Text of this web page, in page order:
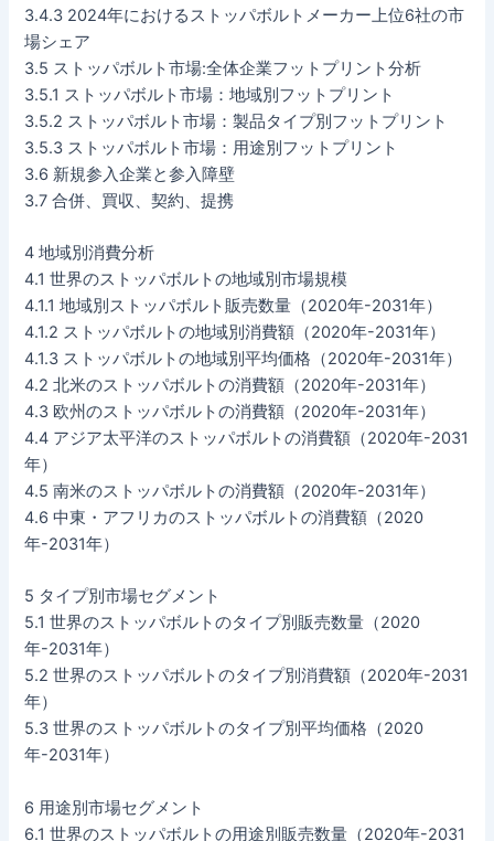
3.4.3 2024年におけるストッパボルトメーカー上位6社の市
場シェア
3.5 ストッパボルト市場:全体企業フットプリント分析
3.5.1 ストッパボルト市場：地域別フットプリント
3.5.2 ストッパボルト市場：製品タイプ別フットプリント
3.5.3 ストッパボルト市場：用途別フットプリント
3.6 新規参入企業と参入障壁
3.7 合併、買収、契約、提携
4 地域別消費分析
4.1 世界のストッパボルトの地域別市場規模
4.1.1 地域別ストッパボルト販売数量（2020年-2031年）
4.1.2 ストッパボルトの地域別消費額（2020年-2031年）
4.1.3 ストッパボルトの地域別平均価格（2020年-2031年）
4.2 北米のストッパボルトの消費額（2020年-2031年）
4.3 欧州のストッパボルトの消費額（2020年-2031年）
4.4 アジア太平洋のストッパボルトの消費額（2020年-2031
年）
4.5 南米のストッパボルトの消費額（2020年-2031年）
4.6 中東・アフリカのストッパボルトの消費額（2020
年-2031年）
5 タイプ別市場セグメント
5.1 世界のストッパボルトのタイプ別販売数量（2020
年-2031年）
5.2 世界のストッパボルトのタイプ別消費額（2020年-2031
年）
5.3 世界のストッパボルトのタイプ別平均価格（2020
年-2031年）
6 用途別市場セグメント
6.1 世界のストッパボルトの用途別販売数量（2020年-2031